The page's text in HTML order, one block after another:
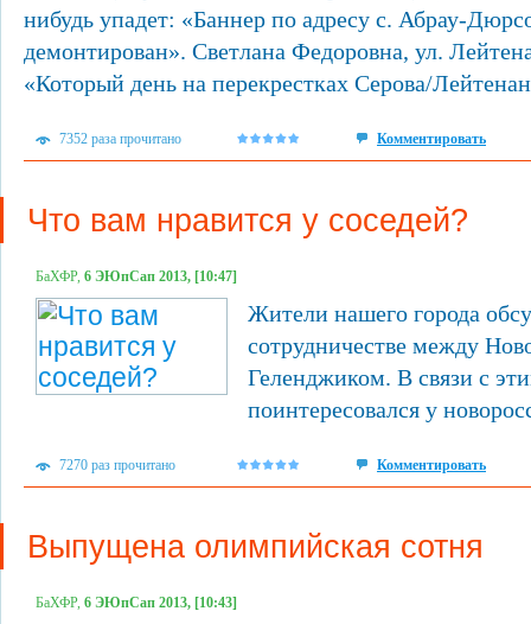
нибудь упадет: «Баннер по адресу с. Абрау-
демонтирован». Светлана Федоровна, ул.
«Который день на перекрестках Серова/
7352 раза прочитано Комментировать
Что вам нравится у соседей?
БаХФР, 6 ЭЮпСап 2013, [10:47]
Жители нашего города
сотрудничестве между
Геленджиком. В связи с
поинтересовался у
7270 раз прочитано Комментировать
Выпущена олимпийская сотня
БаХФР, 6 ЭЮпСап 2013, [10:43]